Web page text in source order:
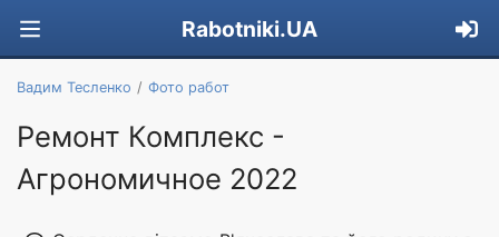
Rabotniki.UA
Вадим Тесленко Фото работ
Ремонт Комплекс -
Агрономичное 2022